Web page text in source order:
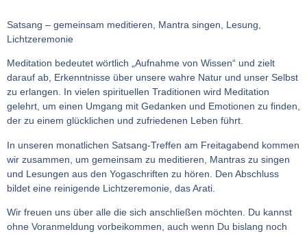
Satsang – gemeinsam meditieren, Mantra singen, Lesung,
Lichtzeremonie
Meditation bedeutet wörtlich „Aufnahme von Wissen“ und zielt
darauf ab, Erkenntnisse über unsere wahre Natur und unser Selbst
zu erlangen. In vielen spirituellen Traditionen wird Meditation
gelehrt, um einen Umgang mit Gedanken und Emotionen zu finden,
der zu einem glücklichen und zufriedenen Leben führt.
In unseren monatlichen Satsang-Treffen am Freitagabend kommen
wir zusammen, um gemeinsam zu meditieren, Mantras zu singen
und Lesungen aus den Yogaschriften zu hören. Den Abschluss
bildet eine reinigende Lichtzeremonie, das Arati.
Wir freuen uns über alle die sich anschließen möchten. Du kannst
ohne Voranmeldung vorbeikommen, auch wenn Du bislang noch